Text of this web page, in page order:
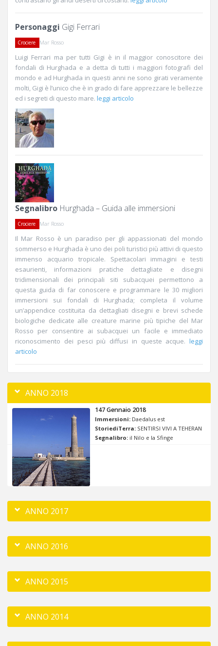
Personaggi Gigi Ferrari
Crociere Mar Rosso
Luigi Ferrari ma per tutti Gigi è in il maggior conoscitore dei
fondali di Hurghada e a detta di tutti i maggiori fotografi del
mondo e ad Hurghada in questi anni ne sono girati veramente
molti, Gigi è l’unico che è in grado di fare apprezzare le bellezze
ed i segreti di questo mare. leggi articolo
Segnalibro Hurghada – Guida alle immersioni
Crociere Mar Rosso
Il Mar Rosso è un paradiso per gli appassionati del mondo
sommerso e Hurghada è uno dei poli turistici più attivi di questo
immenso acquario tropicale. Spettacolari immagini e testi
esaurienti, informazioni pratiche dettagliate e disegni
tridimensionali dei principali siti subacquei permettono a
questa guida di far conoscere e programmare le 30 migliori
immersioni sui fondali di Hurghada; completa il volume
un’appendice costituita da dettagliati disegni e brevi schede
biologiche dedicate alle creature marine più tipiche del Mar
Rosso per consentire ai subacquei un facile e immediato
riconoscimento dei pesci più diffusi in queste acque. leggi
articolo
ANNO 2018
147 Gennaio 2018
Immersioni: Daedalus est
StoriediTerra: SENTIRSI VIVI A TEHERAN
Segnalibro: il Nilo e la Sfinge
ANNO 2017
ANNO 2016
ANNO 2015
ANNO 2014